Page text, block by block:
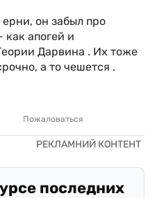
он забыл про
апогей и
Дарвина . Их тоже
а то чешется .
Пожаловаться
последних